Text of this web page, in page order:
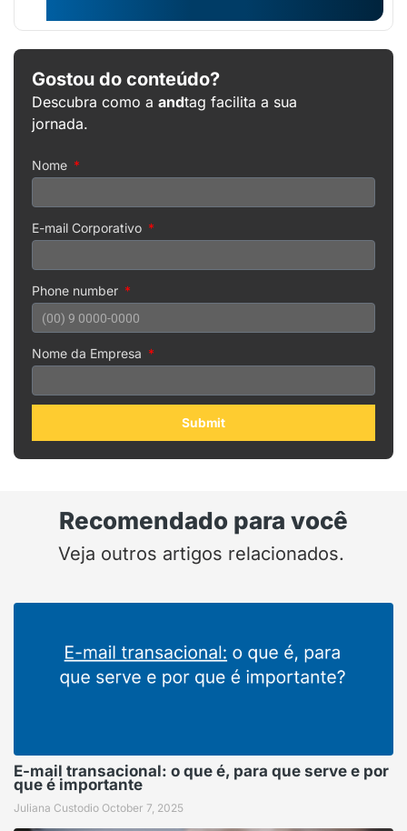
Gostou do conteúdo?
Descubra como a andtag facilita a sua
jornada.
Nome
E-mail Corporativo
Phone number
Nome da Empresa
Submit
Recomendado para você
Veja outros artigos relacionados.
E-mail transacional: o que é, para que serve e por
que é importante
Juliana Custodio October 7, 2025